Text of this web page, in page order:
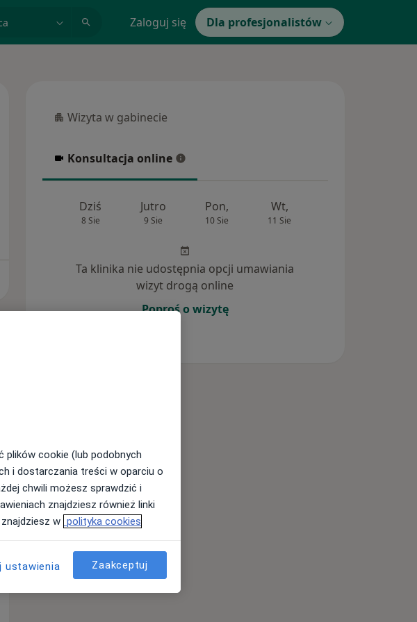
Zaloguj się Dla profesjonalistów
Wizyta w gabinecie
Wizyta w gabinecie
Konsultacja online
Konsultacja online
Dziś
8 Sie
Jutro
9 Sie
Pon,
10 Sie
Wt,
11 Sie
Ta klinika nie udostępnia opcji umawiania
wizyt drogą online
Poproś o wizytę
plików cookie (lub podobnych
i dostarczania treści w oparciu o
chwili możesz sprawdzić i
znajdziesz również linki
w polityka cookies
ustawienia Zaakceptuj